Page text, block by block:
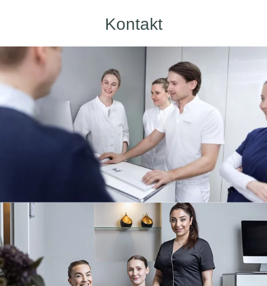
Kontakt